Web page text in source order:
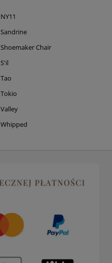
NY11
Sandrine
Shoemaker Chair
S'il
Tao
Tokio
Valley
Whipped